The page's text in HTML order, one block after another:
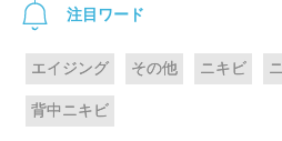
注目ワード
エイジング その他 ニキビ
背中ニキビ